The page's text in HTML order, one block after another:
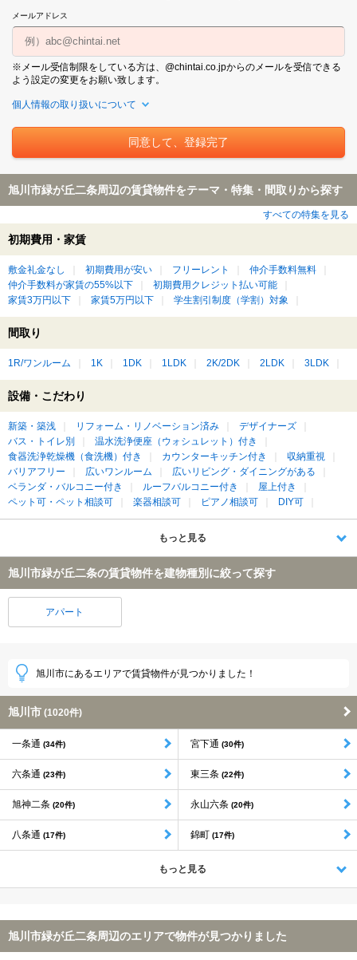
メールアドレス
※メール受信制限をしている方は、@chintai.co.jpからのメールを受信できる
よう設定の変更をお願い致します。
個人情報の取り扱いについて
旭川市緑が丘二条周辺の賃貸物件をテーマ・特集・間取りから探す
すべての特集を見る
初期費用・家賃
敷金礼金なし 初期費用が安い フリーレント
仲介手数料無料
仲介手数料が家賃の55%以下
初期費用クレジット払い可能
家賃3万円以下
家賃5万円以下 学生割引制度（学割）対象
間取り
1R/ワンルーム 1K 1DK 1LDK 2K/2DK 2LDK 3LDK
設備・こだわり
新築・築浅 リフォーム・リノベーション済み
デザイナーズ
バス・トイレ別
温水洗浄便座（ウォシュレット）付き
食器洗浄乾燥機（食洗機）付き
カウンターキッチン付き
収納重視
バリアフリー
広いワンルーム
広いリビング・ダイニングがある
ベランダ・バルコニー付き
ルーフバルコニー付き
屋上付き
ペット可・ペット相談可
楽器相談可 ピアノ相談可 DIY可
もっと見る
旭川市緑が丘二条の賃貸物件を建物種別に絞って探す
アパート
旭川市にあるエリアで賃貸物件が見つかりました！
旭川市 (1020件)
一条通 (34件) 宮下通 (30件)
六条通 (23件) 東三条 (22件)
旭神二条 (20件) 永山六条 (20件)
八条通 (17件) 錦町 (17件)
もっと見る
旭川市緑が丘二条周辺のエリアで物件が見つかりました